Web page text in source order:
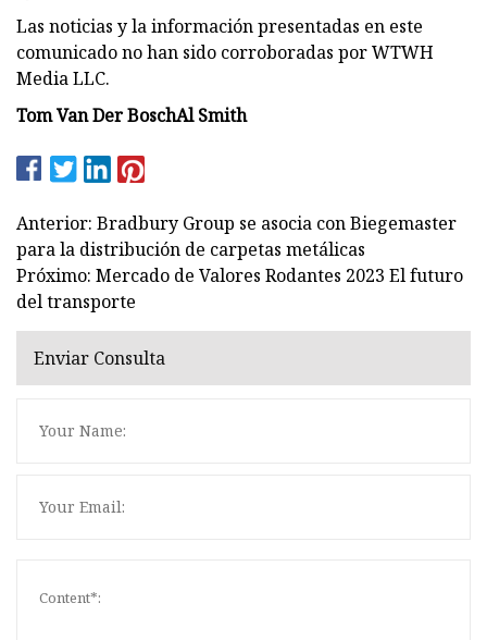
Las noticias y la información presentadas en este
comunicado no han sido corroboradas por WTWH
Media LLC.
Tom Van Der BoschAl Smith
Anterior: Bradbury Group se asocia con Biegemaster
para la distribución de carpetas metálicas
Próximo: Mercado de Valores Rodantes 2023 El futuro
del transporte
Enviar Consulta